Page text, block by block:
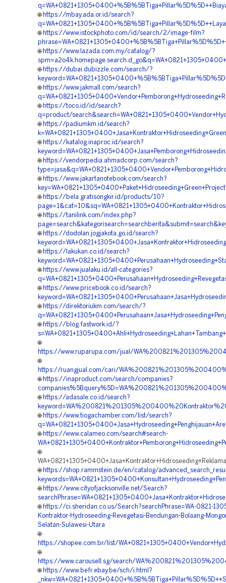
🌐 https://mbay.ada.or.id/search?
🌐 https://www.istockphoto.com/id/search/2/image-film?
🌐 https://www.lazada.com.my/catalog/?
🌐 https://dubai.dubizzle.com/search/?
🌐 https://www.jakmall.com/search?
🌐 https://toco.id/id/search?
q=product/
🌐 https://padiumkm.id/search?
🌐 https://katalog.inaproc.id/search?
🌐 https://vendorpedia.ahmadcorp.com/search?
🌐 https://www.jakartanotebook.com/search?
🌐 https://bela.gratisongkir.id/products/10?
🌐 https://tanilink.com/index.php?
🌐 https://dodolan.jogjakota.go.id/search?
🌐 https://lakukan.co.id/search?
🌐 https://www.jualaku.id/all-categories?
🌐 https://www.pricebook.co.id/search?
🌐 https://direktoriukm.com/search/?
🌐 https://blog.fastwork.id/?
🌐
https://www.ruparupa.com/jual/
🌐
https://ruangjual.com/cari/
🌐 https://inaproduct.com/search/companies?
🌐 https://adasale.co.id/search?
🌐 https://www.tiogachamber.com/list/search?
🌐 https://www.calameo.com/search#search-
🌐
🌐 https://shop.rammstein.de/en/catalog/
🌐 https://www.cityofjacksonville.net/Search?
🌐 https://ci.sheridan.co.us/Search?searchPhrase=WA-0821-
Kontraktor-Hydroseeding-Revegetasi-Bendungan-Bolaang-
Selatan-Sulawesi-Utara
🌐
https://shopee.com.br/list/
🌐
https://www.carousell.sg/search/
🌐 https://www.befr.ebay.be/sch/i.html?